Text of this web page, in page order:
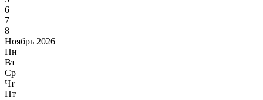
6
7
8
Ноябрь 2026
Пн
Вт
Ср
Чт
Пт